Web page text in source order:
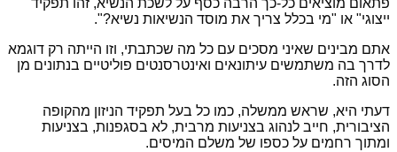
פתאום מוציאים כל-כך הרבה כסף על לשכת הנשיא, זהו תפקיד
ייצוגי" או "מי בכלל צריך את מוסד הנשיאות נשיא?".
אתם מבינים שאיני מסכים עם כל מה שכתבתי, וזו הייתה רק דוגמא
לדרך בה משתמשים עיתונאים ואינטרסנטים פוליטיים בנתונים מן
הסוג הזה.
דעתי היא, שראש ממשלה, כמו כל בעל תפקיד הניזון מהקופה
הציבורית, חייב לנהוג בצניעות מרבית, לא בסגפנות, בצניעות
ומתוך רחמים על כספו של משלם המיסים.